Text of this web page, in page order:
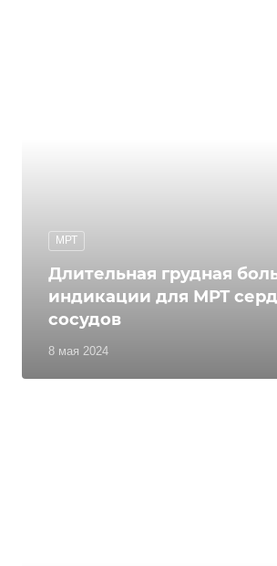
МРТ
8 мая 2024
Длительная грудная
индикации для МРТ
сосудов